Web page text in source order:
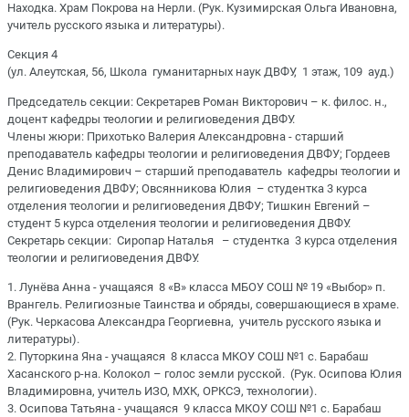
Находка. Храм Покрова на Нерли. (Рук. Кузимирская Ольга Ивановна,
учитель русского языка и литературы).
Секция 4
(ул. Алеутская, 56, Школа гуманитарных наук ДВФУ, 1 этаж, 109 ауд.)
Председатель секции: Секретарев Роман Викторович – к. филос. н.,
доцент кафедры теологии и религиоведения ДВФУ.
Члены жюри: Прихотько Валерия Александровна - старший
преподаватель кафедры теологии и религиоведения ДВФУ; Гордеев
Денис Владимирович – старший преподаватель кафедры теологии и
религиоведения ДВФУ; Овсянникова Юлия – студентка 3 курса
отделения теологии и религиоведения ДВФУ; Тишкин Евгений –
студент 5 курса отделения теологии и религиоведения ДВФУ.
Секретарь секции: Сиропар Наталья – студентка 3 курса отделения
теологии и религиоведения ДВФУ.
1. Лунёва Анна - учащаяся 8 «В» класса МБОУ СОШ № 19 «Выбор» п.
Врангель. Религиозные Таинства и обряды, совершающиеся в храме.
(Рук. Черкасова Александра Георгиевна, учитель русского языка и
литературы).
2. Путоркина Яна - учащаяся 8 класса МКОУ СОШ №1 с. Барабаш
Хасанского р-на. Колокол – голос земли русской. (Рук. Осипова Юлия
Владимировна, учитель ИЗО, МХК, ОРКСЭ, технологии).
3. Осипова Татьяна - учащаяся 9 класса МКОУ СОШ №1 с. Барабаш